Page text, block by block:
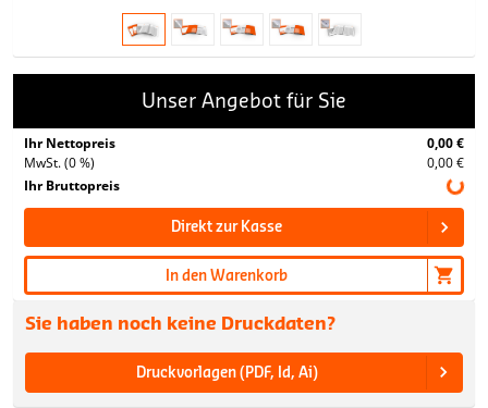
Unser Angebot für Sie
Ihr Nettopreis
0,00 €
MwSt. (0 %)
0,00 €
Ihr Bruttopreis
Direkt zur Kasse
In den Warenkorb
Sie haben noch keine Druckdaten?
Druckvorlagen (PDF, Id, Ai)